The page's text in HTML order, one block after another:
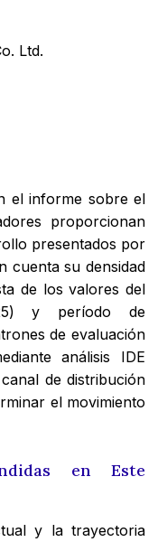
Ltd.
el informe sobre el
proporcionan
presentados por
cuenta su densidad
de los valores del
y período de
de evaluación
análisis IDE
de distribución
el movimiento
en Este
y la trayectoria